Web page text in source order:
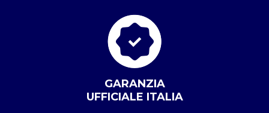
GARANZIA
UFFICIALE ITALIA